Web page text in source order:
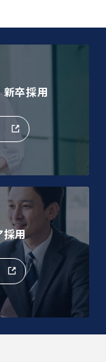
新卒採用
採用